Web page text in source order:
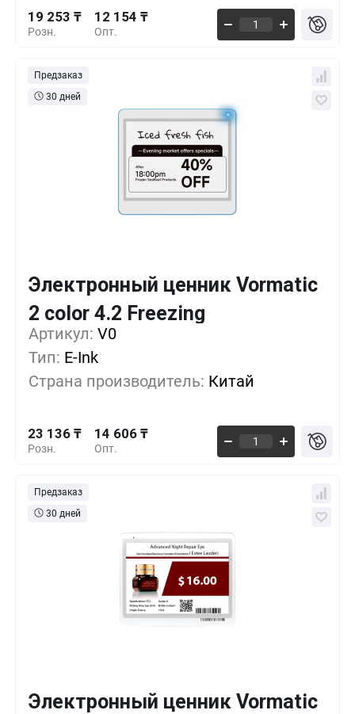
Розн.
19 253 ₸
Опт.
12 154 ₸
Предзаказ
30 дней
Электронный ценник Vormatic
2 color 4.2 Freezing
Артикул: V0
Тип: E-Ink
Страна производитель: Китай
Розн.
23 136 ₸
Опт.
14 606 ₸
1+
500+
1000+ -30%
Предзаказ
30 дней
Электронный ценник Vormatic